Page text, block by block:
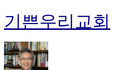
기쁜우리교회